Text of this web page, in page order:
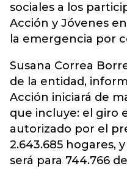
sociales a los
Acción y Jóvenes
la emergencia por
Susana Correa
de la entidad,
Acción iniciará de
que incluye: el giro
autorizado por el
2.643.685 hogares,
será para 744.766